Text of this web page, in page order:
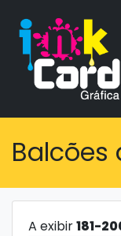
Balcões
A exibir181-